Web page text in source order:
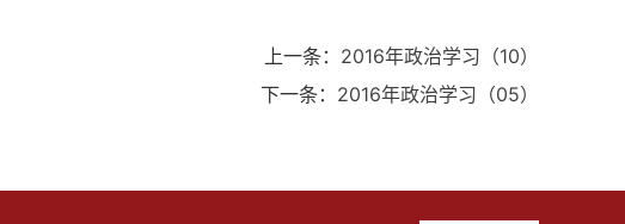
上一条： 2016年政治学习（10）
下一条： 2016年政治学习（05）